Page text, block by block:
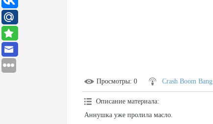
Просмотры: 0 Crash Boom Bang
Описание материала:
Аннушка уже пролила масло.